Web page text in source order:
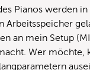
Pianos werden
Arbeitsspeicher
an mein Setup
Wer möchte,